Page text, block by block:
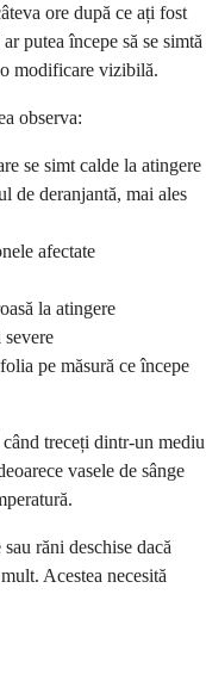
ore după ce ați fost
putea începe să se simtă
modificare vizibilă.
observa:
se simt calde la atingere
de deranjantă, mai ales
afectate
la atingere
pe măsură ce începe
treceți dintr-un mediu
vasele de sânge
răni deschise dacă
Acestea necesită